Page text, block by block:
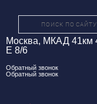
Москва, МКАД 41км
Е 8/6
Обратный звонок
Обратный звонок